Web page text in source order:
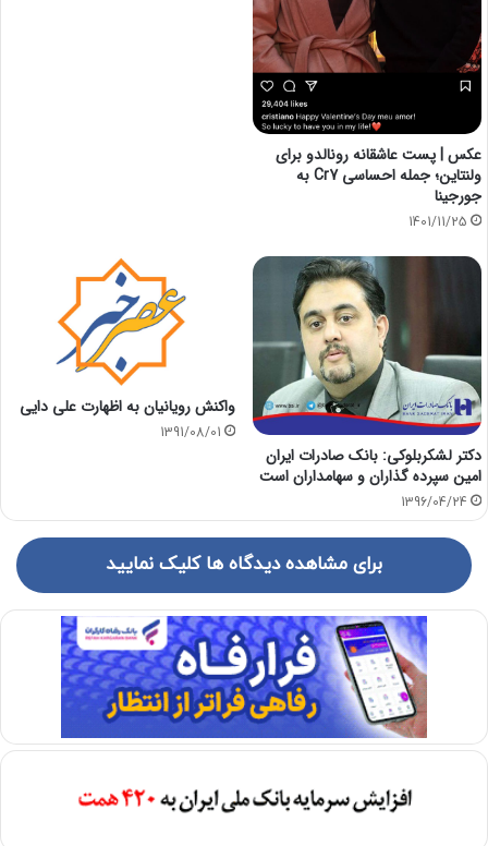
عکس | پست عاشقانه رونالدو برای
ولنتاین؛ جمله احساسی Cr7 به
جورجینا
1401/11/25
دکتر لشکربلوکی: بانک صادرات ایران
امین سپرده گذاران و سهامداران است
1396/04/24
واکنش رویانیان به اظهارت علی دایی
1391/08/01
برای مشاهده دیدگاه ها کلیک نمایید